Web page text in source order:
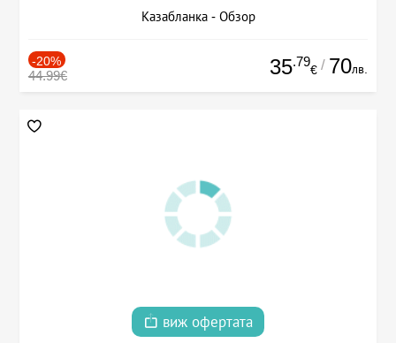
Казабланка - Обзор
-20%
44.99€ 35.79
€ / 70лв.
виж офертата